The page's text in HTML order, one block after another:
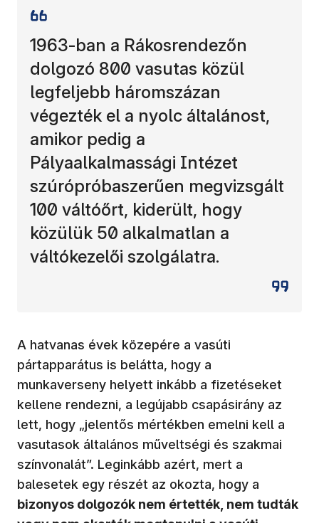
1963-ban a Rákosrendezőn
dolgozó 800 vasutas közül
legfeljebb háromszázan
végezték el a nyolc általánost,
amikor pedig a
Pályaalkalmassági Intézet
szúrópróbaszerűen megvizsgált
100 váltóőrt, kiderült, hogy
közülük 50 alkalmatlan a
váltókezelői szolgálatra.
A hatvanas évek közepére a vasúti
pártapparátus is belátta, hogy a
munkaverseny helyett inkább a fizetéseket
kellene rendezni, a legújabb csapásirány az
lett, hogy „jelentős mértékben emelni kell a
vasutasok általános műveltségi és szakmai
színvonalát”. Leginkább azért, mert a
balesetek egy részét az okozta, hogy a
bizonyos dolgozók nem értették, nem tudták